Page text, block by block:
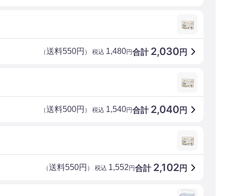
合計 2,030円
（送料550円 ） 税込 1,480円
合計 2,040円
（送料500円 ） 税込 1,540円
合計 2,102円
（送料550円 ） 税込 1,552円